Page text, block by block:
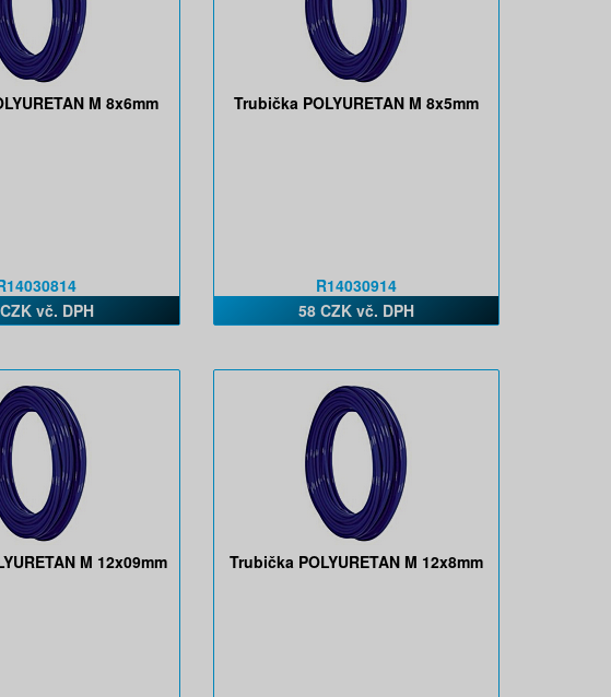
M 8x6mm
vč. DPH
Trubička POLYURETAN M 8x5mm
R14030914
58 CZK vč. DPH
M 12x09mm Trubička POLYURETAN M 12x8mm